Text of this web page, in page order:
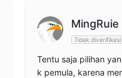
https://x.com/JetafxOfficial
MingRuie
Tidak diverifikasi
Tentu saja pilihan
k pemula, karena